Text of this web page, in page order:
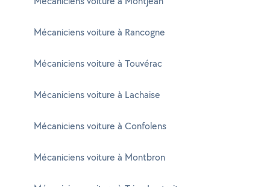
Mécaniciens voiture à Rancogne
Mécaniciens voiture à Touvérac
Mécaniciens voiture à Lachaise
Mécaniciens voiture à Confolens
Mécaniciens voiture à Montbron